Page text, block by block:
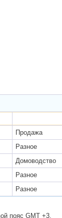
Продажа
Разное
Домоводство
Разное
Разное
пояс GMT +3.